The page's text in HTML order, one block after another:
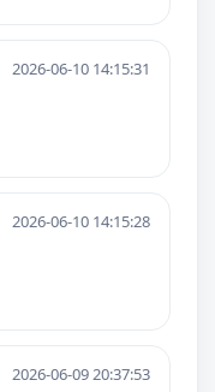
2026-06-10 14:15:31
2026-06-10 14:15:28
2026-06-09 20:37:53